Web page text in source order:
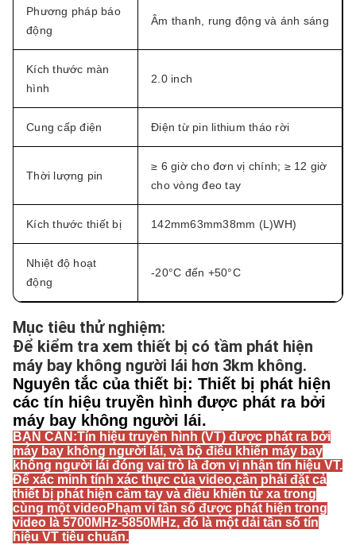
Phương pháp báo
động
Âm thanh, rung động và ánh sáng
Kích thước màn
hình
2.0 inch
Cung cấp điện Điện từ pin lithium tháo rời
Thời lượng pin
≥ 6 giờ cho đơn vị chính; ≥ 12 giờ
cho vòng đeo tay
Kích thước thiết bị 142mm63mm38mm (L)WH)
Nhiệt độ hoạt
động
-20°C đến +50°C
Mục tiêu thử nghiệm:
Để kiểm tra xem thiết bị có tầm phát hiện
máy bay không người lái hơn 3km không.
Nguyên tắc của thiết bị: Thiết bị phát hiện
các tín hiệu truyền hình được phát ra bởi
máy bay không người lái.
BẠN CẢN:Tín hiệu truyền hình (VT) được phát ra bởi
máy bay không người lái, và bộ điều khiển máy bay
không người lái đóng vai trò là đơn vị nhận tín hiệu VT.
Để xác minh tính xác thực của video,cần phải đặt cả
thiết bị phát hiện cầm tay và điều khiển từ xa trong
cùng một videoPhạm vi tần số được phát hiện trong
video là 5700MHz-5850MHz, đó là một dải tần số tín
hiệu VT tiêu chuẩn.